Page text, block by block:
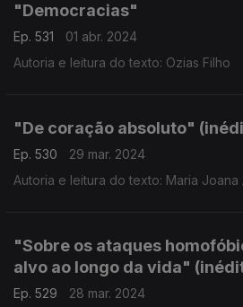
"Democracias"
Ep. 531
01 abr. 2024
Autoria e leitura do texto: Ozias Filho
"De coração absoluto"
Ep. 530
29 mar. 2024
Autoria e leitura do texto: Maria Joana
"Sobre os ataques
alvo ao longo da vida"
Ep. 529
28 mar. 2024